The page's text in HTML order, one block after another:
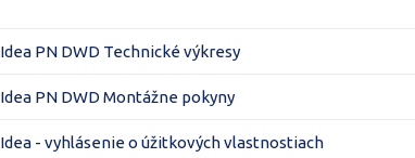
Idea PN DWD Technické výkresy
Idea PN DWD Montážne pokyny
Idea - vyhlásenie o úžitkových vlastnostiach